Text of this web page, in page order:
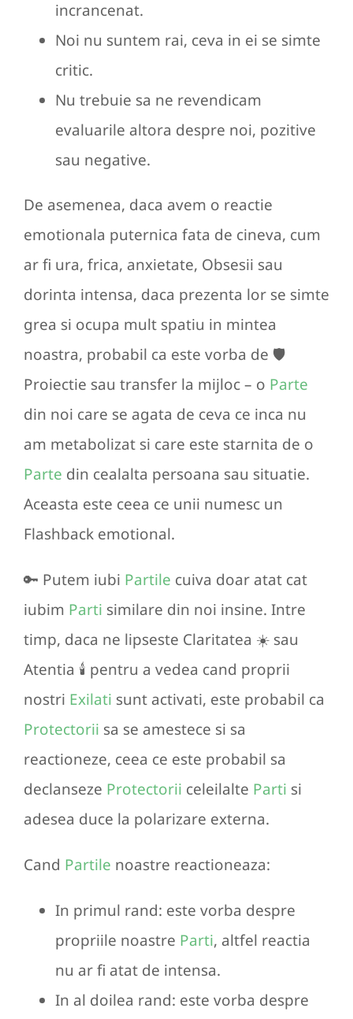
incrancenat.
Noi nu suntem rai, ceva in ei se simte
critic.
Nu trebuie sa ne revendicam
evaluarile altora despre noi, pozitive
sau negative.
De asemenea, daca avem o reactie
emotionala puternica fata de cineva, cum
ar fi ura, frica, anxietate, Obsesii sau
dorinta intensa, daca prezenta lor se simte
grea si ocupa mult spatiu in mintea
noastra, probabil ca este vorba de 🛡️
Proiectie sau transfer la mijloc – o Parte
din noi care se agata de ceva ce inca nu
am metabolizat si care este starnita de o
Parte din cealalta persoana sau situatie.
Aceasta este ceea ce unii numesc un
Flashback emotional.
🔑 Putem iubi Partile cuiva doar atat cat
iubim Parti similare din noi insine. Intre
timp, daca ne lipseste Claritatea ☀️ sau
Atentia 🕯️ pentru a vedea cand proprii
nostri Exilati sunt activati, este probabil ca
Protectorii sa se amestece si sa
reactioneze, ceea ce este probabil sa
declanseze Protectorii celeilalte Parti si
adesea duce la polarizare externa.
Cand Partile noastre reactioneaza:
In primul rand: este vorba despre
propriile noastre Parti, altfel reactia
nu ar fi atat de intensa.
In al doilea rand: este vorba despre